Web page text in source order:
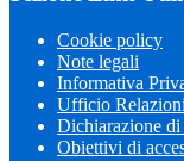
Cookie policy
Note legali
Informativa
Ufficio
Dichiarazione di
Obiettivi di